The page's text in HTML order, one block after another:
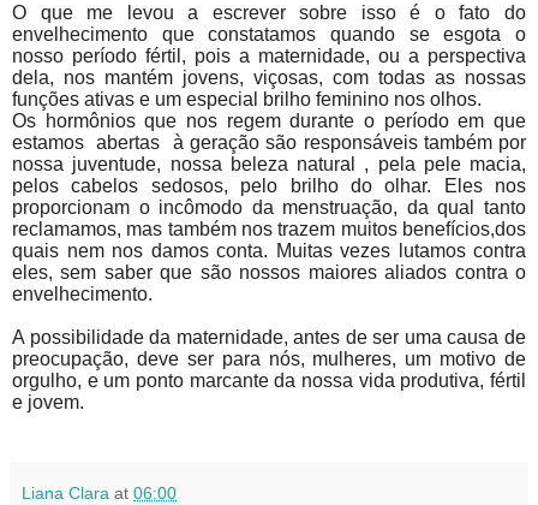
O que me levou a escrever sobre isso é o fato do
envelhecimento que constatamos quando se esgota o
nosso período fértil, pois a maternidade, ou a perspectiva
dela, nos mantém jovens, viçosas, com todas as nossas
funções ativas e um especial brilho feminino nos olhos.
Os hormônios que nos regem durante o período em que
estamos abertas à geração são responsáveis também por
nossa juventude, nossa beleza natural , pela pele macia,
pelos cabelos sedosos, pelo brilho do olhar. Eles nos
proporcionam o incômodo da menstruação, da qual tanto
reclamamos, mas também nos trazem muitos benefícios,dos
quais nem nos damos conta. Muitas vezes lutamos contra
eles, sem saber que são nossos maiores aliados contra o
envelhecimento.
A possibilidade da maternidade, antes de ser uma causa de
preocupação, deve ser para nós, mulheres, um motivo de
orgulho, e um ponto marcante da nossa vida produtiva, fértil
e jovem.
Liana Clara at 06:00